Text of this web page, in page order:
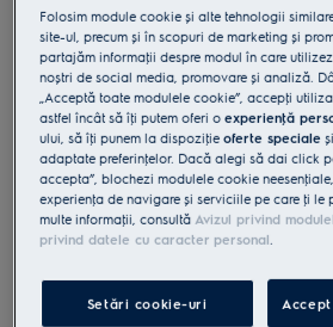
Fișa
Beneficii
Plita cu hotă integrată SensePro 900
Plita cu hotă integrată SensePro XT oferă
wireless.
Control simplu cu afișajul intuitiv tactil
Instrucţiunile de siguranţă și
capitolele 1 și 2 din manualul de
Folosim module cookie și alte tehnologii
site-ul, precum și în scopuri de marketing și
partajăm informaţii despre modul în care
noștri de social media, promovare și analiză.
„Acceptă toate modulele cookie”, accepţi
astfel încât să îţi putem oferi oexperienţă
ului, să îţi punem la dispoziţieoferte speciale
adaptate preferinţelor. Dacă alegi să dai click
accepta”, blochezi modulele cookie
experienţa de navigare și serviciile pe care ţi le
multe informaţii, consultă Avizul privind
privind datele cu caracter personal.
Setări cookie-uri